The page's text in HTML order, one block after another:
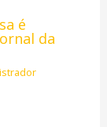
é
da